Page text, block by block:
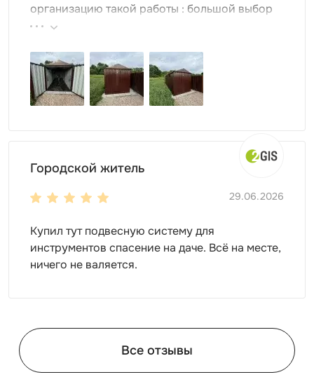
организацию такой работы : большой выбор
продукции, реальные цены.
Городской житель
29.06.2026
Купил тут подвесную систему для
инструментов спасение на даче. Всё на месте,
ничего не валяется.
Все отзывы